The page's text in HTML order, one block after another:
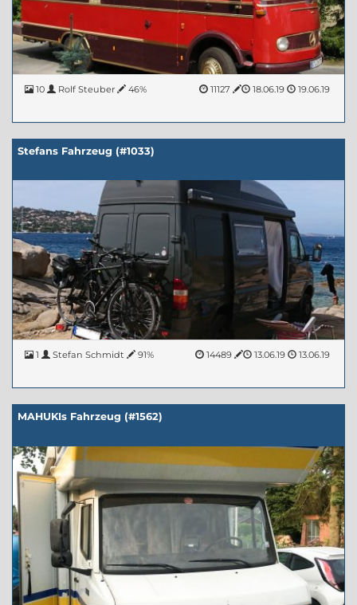
10 19.06.19
Rolf Steuber 18.06.19
46% 11127
Stefans Fahrzeug (#1033)
1 13.06.19
Stefan Schmidt 13.06.19
91% 14489
MAHUKIs Fahrzeug (#1562)